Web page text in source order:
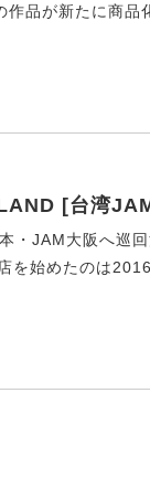
品が新たに商品
[台湾
・JAM大阪へ巡
を始めたのは